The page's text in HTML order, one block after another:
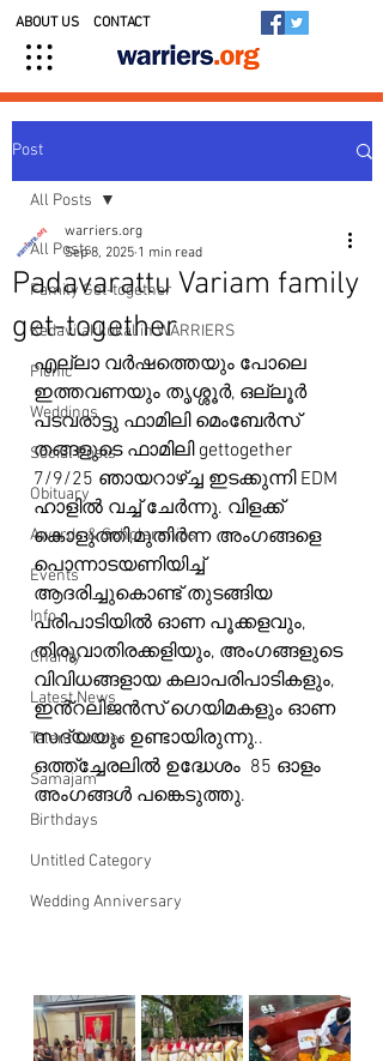
ABOUT US CONTACT
Post
All Posts
Family Get-together
Kedavilakkukal in WARRIERS
Picnic
Weddings
Social Posts
Obituary
Awards & Scholarships
Events
Info
Charity
Latest News
Talent Corner
Samajam
Birthdays
Untitled Category
Wedding Anniversary
All Posts
Padavarattu Variam family
get-together
warriers.org
Sep 8, 2025 1 min read
എല്ലാ വർഷത്തെയും പോലെ
ഇത്തവണയും തൃശ്ശൂർ, ഒല്ലൂർ
പടവരാട്ടു ഫാമിലി മെംബേർസ്
തങ്ങളുടെ ഫാമിലി gettogether
7/9/25 ഞായറാഴ്ച്ച ഇടക്കുന്നി EDM
ഹാളിൽ വച്ച് ചേർന്നു. വിളക്ക്
കൊളുത്തി,മുതിർന്ന അംഗങ്ങളെ
പൊന്നാടയണിയിച്ച്
ആദരിച്ചുകൊണ്ട് തുടങ്ങിയ
പരിപാടിയിൽ ഓണ പൂക്കളവും,
തിരുവാതിരക്കളിയും, അംഗങ്ങളുടെ
വിവിധങ്ങളായ കലാപരിപാടികളും,
ഇൻ്റലിജൻസ് ഗെയിമകളും ഓണ
സദ്യയും ഉണ്ടായിരുന്നു..
ഒത്ത്ച്ചേരലിൽ ഉദ്ധേശം  85 ഓളം
അംഗങ്ങൾ പങ്കെടുത്തു.